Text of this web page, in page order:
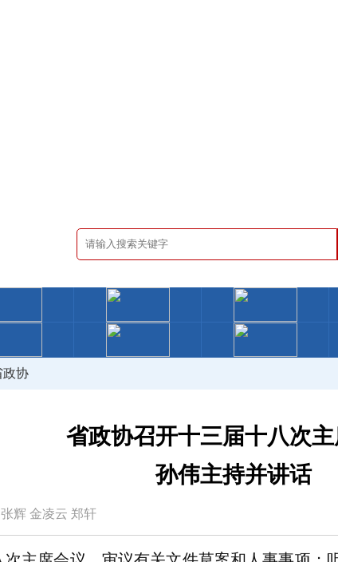
政协
省政协召开十三届十八次
孙伟主持并讲话
辉 金凌云 郑轩